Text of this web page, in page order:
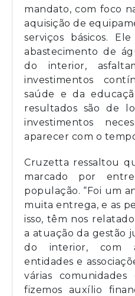
mandato, com foco
aquisição de
serviços básicos.
abastecimento de
do interior,
investimentos
saúde e da
resultados são de
investimentos
aparecer com o
Cruzetta ressaltou
marcado por
população. “Foi um
muita entrega, e as
isso, têm nos
a atuação da gestão
do interior, com
entidades e
várias
fizemos auxílio